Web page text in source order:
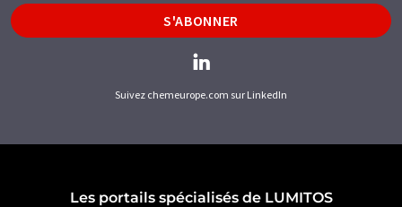
S'ABONNER
Suivez chemeurope.com sur LinkedIn
Les portails spécialisés de LUMITOS